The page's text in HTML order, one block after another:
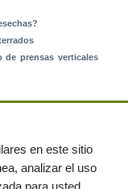
de prensas verticales
en este sitio
analizar el uso
para usted.